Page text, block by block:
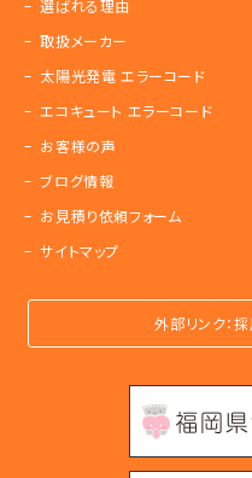
選ばれる理由
取扱メーカー
太陽光発電 エラーコード
エコキュート エラーコード
お客様の声
ブログ情報
お見積り依頼フォーム
サイトマップ
外部リンク：